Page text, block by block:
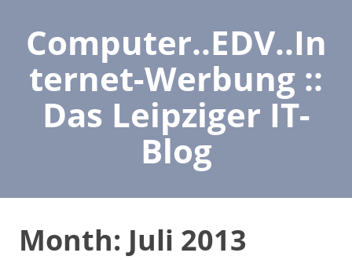
Computer..EDV..In
ternet-Werbung ::
Das Leipziger IT-
Blog
Month: Juli 2013